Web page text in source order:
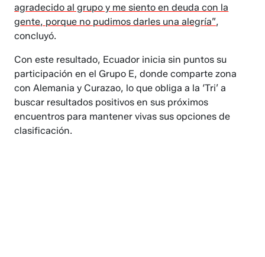
agradecido al grupo y me siento en deuda con la
gente, porque no pudimos darles una alegría”,
concluyó.
Con este resultado, Ecuador inicia sin puntos su
participación en el Grupo E, donde comparte zona
con Alemania y Curazao, lo que obliga a la ‘Tri’ a
buscar resultados positivos en sus próximos
encuentros para mantener vivas sus opciones de
clasificación.